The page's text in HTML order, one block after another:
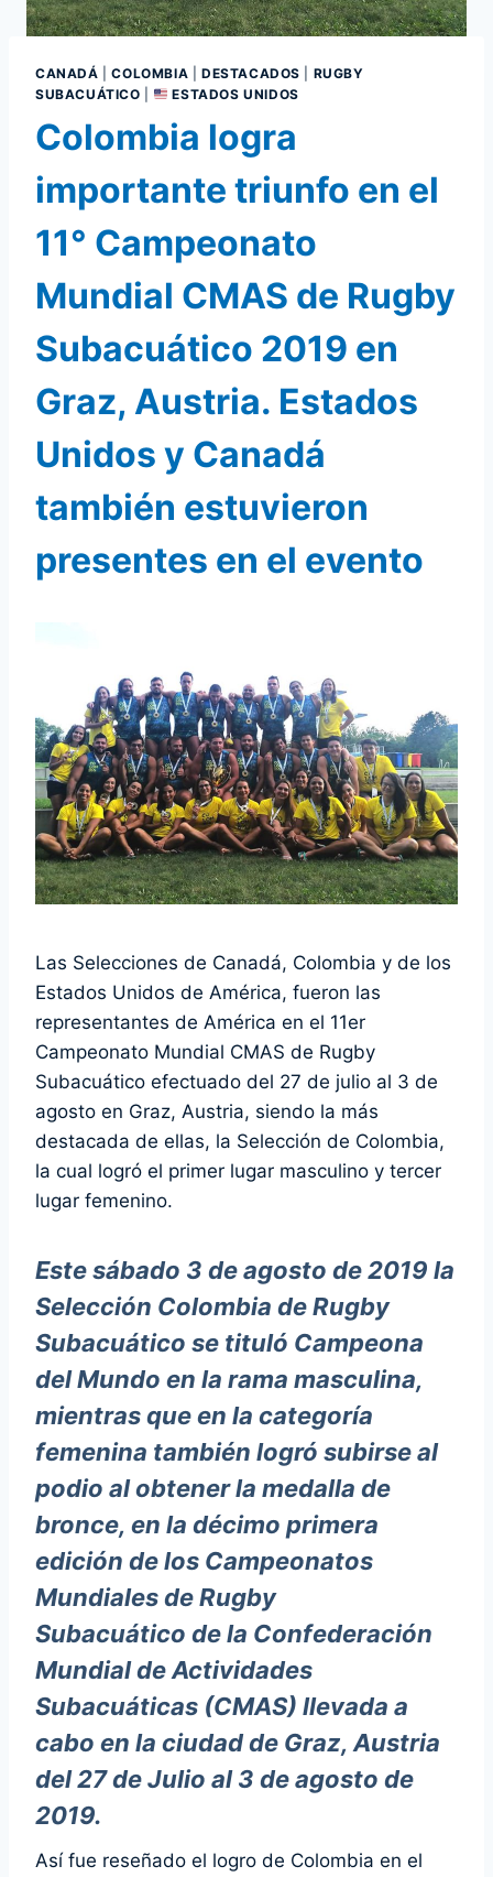
CANADÁ |COLOMBIA DESTACADOS
RUGBY
SUBACUÁTICO
ESTADOS UNIDOS
Colombia logra
importante triunfo en el
11° Campeonato
Mundial CMAS de Rugby
Subacuático 2019 en
Graz, Austria. Estados
Unidos y Canadá
también estuvieron
presentes en el evento
Las Selecciones de Canadá, Colombia y de los
Estados Unidos de América, fueron las
representantes de América en el 11er
Campeonato Mundial CMAS de Rugby
Subacuático efectuado del 27 de julio al 3 de
agosto en Graz, Austria, siendo la más
destacada de ellas, la Selección de Colombia,
la cual logró el primer lugar masculino y tercer
lugar femenino.
Este sábado 3 de agosto de 2019 la
Selección Colombia de Rugby
Subacuático se tituló Campeona
del Mundo en la rama masculina,
mientras que en la categoría
femenina también logró subirse al
podio al obtener la medalla de
bronce, en la décimo primera
edición de los Campeonatos
Mundiales de Rugby
Subacuático de la Confederación
Mundial de Actividades
Subacuáticas (CMAS) llevada a
cabo en la ciudad de Graz, Austria
del 27 de Julio al 3 de agosto de
2019.
Así fue reseñado el logro de Colombia en el